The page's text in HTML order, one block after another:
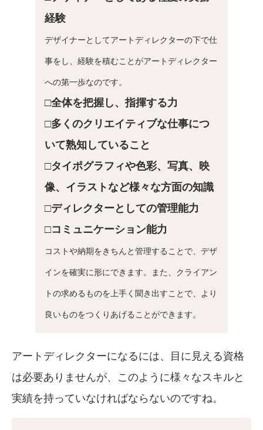
経験
デザイナーとしてアートディレクターの下で仕
事をし、経験を積むことがアートディレクター
への第一歩なのです。
□全体を把握し、指揮する力
□多くのクリエイティブな仕事につ
いて熟知していること
□タイポグラフィや色彩、写真、映
像、イラストなど様々な方面の知識
□ディレクターとしての管理能力
□コミュニケーション能力
コストや納期をきちんと管理することで、デザ
インを確実に形にできます。また、クライアン
トの求めるものを上手く聞き出すことで、より
良いものをつくりあげることができます。
アートディレクターになるには、目に見える資格
は必要ありませんが、このように様々なスキルと
実績を持っていなければならないのですね。